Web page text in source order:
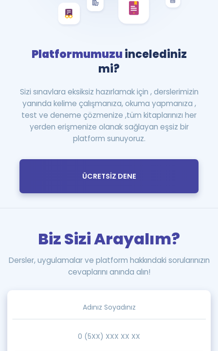
Platformumuzuincelediniz
mi?
Sizi sınavlara eksiksiz hazırlamak için , derslerimizin
yanında kelime çalışmanıza, okuma yapmanıza ,
test ve deneme çözmenize ,tüm kitaplarınızı her
yerden erişmenize olanak sağlayan eşsiz bir
platform sunuyoruz.
ÜCRETSİZ DENE
Biz Sizi Arayalım?
Dersler, uygulamalar ve platform hakkındaki sorularınızın
cevaplarını anında alın!